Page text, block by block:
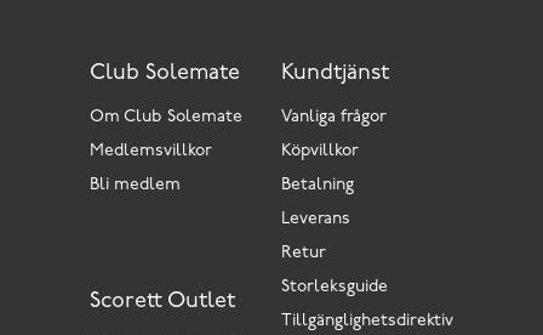
Kundtjänst
Vanliga frågor
Köpvillkor
Betalning
Leverans
Retur
Storleksguide
Tillgänglighetsdirektiv
Scorett Outlet
Club Solemate
Om Club Solemate
Medlemsvillkor
Bli medlem